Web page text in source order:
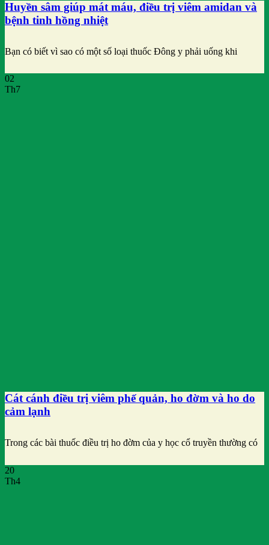
Huyền sâm giúp mát máu, điều trị viêm amidan và
bệnh tinh hồng nhiệt
Bạn có biết vì sao có một số loại thuốc Đông y phải uống khi
02
Th7
Cát cánh điều trị viêm phế quản, ho đờm và ho do
cảm lạnh
Trong các bài thuốc điều trị ho đờm của y học cổ truyền thường có
20
Th4